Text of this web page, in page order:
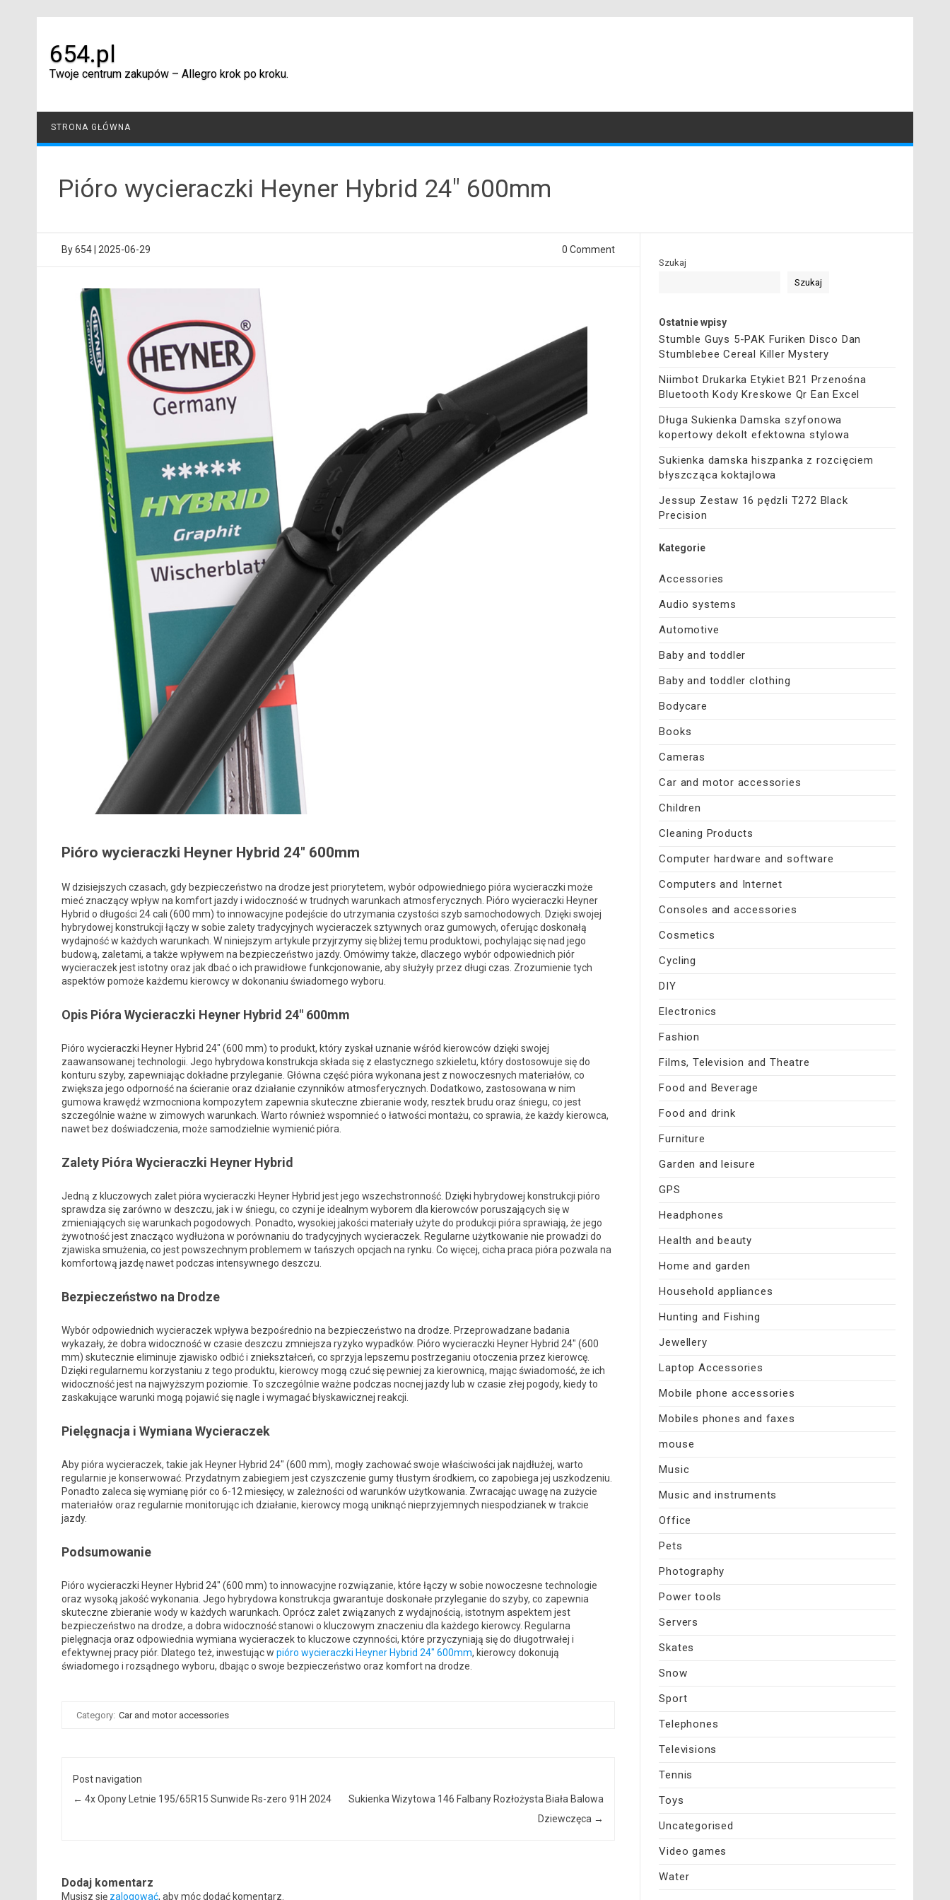
654.pl
Twoje centrum zakupów – Allegro krok po kroku.
STRONA GŁÓWNA
Pióro wycieraczki Heyner Hybrid 24″ 600mm
By654 2025-06-29 0 Comment
Pióro wycieraczki Heyner Hybrid 24″ 600mm
W dzisiejszych czasach, gdy bezpieczeństwo na drodze jest priorytetem, wybór odpowiedniego pióra wycieraczki może
mieć znaczący wpływ na komfort jazdy i widoczność w trudnych warunkach atmosferycznych. Pióro wycieraczki Heyner
Hybrid o długości 24 cali (600 mm) to innowacyjne podejście do utrzymania czystości szyb samochodowych. Dzięki swojej
hybrydowej konstrukcji łączy w sobie zalety tradycyjnych wycieraczek sztywnych oraz gumowych, oferując doskonałą
wydajność w każdych warunkach. W niniejszym artykule przyjrzymy się bliżej temu produktowi, pochylając się nad jego
budową, zaletami, a także wpływem na bezpieczeństwo jazdy. Omówimy także, dlaczego wybór odpowiednich piór
wycieraczek jest istotny oraz jak dbać o ich prawidłowe funkcjonowanie, aby służyły przez długi czas. Zrozumienie tych
aspektów pomoże każdemu kierowcy w dokonaniu świadomego wyboru.
Opis Pióra Wycieraczki Heyner Hybrid 24″ 600mm
Pióro wycieraczki Heyner Hybrid 24″ (600 mm) to produkt, który zyskał uznanie wśród kierowców dzięki swojej
zaawansowanej technologii. Jego hybrydowa konstrukcja składa się z elastycznego szkieletu, który dostosowuje się do
konturu szyby, zapewniając dokładne przyleganie. Główna część pióra wykonana jest z nowoczesnych materiałów, co
zwiększa jego odporność na ścieranie oraz działanie czynników atmosferycznych. Dodatkowo, zastosowana w nim
gumowa krawędź wzmocniona kompozytem zapewnia skuteczne zbieranie wody, resztek brudu oraz śniegu, co jest
szczególnie ważne w zimowych warunkach. Warto również wspomnieć o łatwości montażu, co sprawia, że każdy kierowca,
nawet bez doświadczenia, może samodzielnie wymienić pióra.
Zalety Pióra Wycieraczki Heyner Hybrid
Jedną z kluczowych zalet pióra wycieraczki Heyner Hybrid jest jego wszechstronność. Dzięki hybrydowej konstrukcji pióro
sprawdza się zarówno w deszczu, jak i w śniegu, co czyni je idealnym wyborem dla kierowców poruszających się w
zmieniających się warunkach pogodowych. Ponadto, wysokiej jakości materiały użyte do produkcji pióra sprawiają, że jego
żywotność jest znacząco wydłużona w porównaniu do tradycyjnych wycieraczek. Regularne użytkowanie nie prowadzi do
zjawiska smużenia, co jest powszechnym problemem w tańszych opcjach na rynku. Co więcej, cicha praca pióra pozwala na
komfortową jazdę nawet podczas intensywnego deszczu.
Bezpieczeństwo na Drodze
Wybór odpowiednich wycieraczek wpływa bezpośrednio na bezpieczeństwo na drodze. Przeprowadzane badania
wykazały, że dobra widoczność w czasie deszczu zmniejsza ryzyko wypadków. Pióro wycieraczki Heyner Hybrid 24″ (600
mm) skutecznie eliminuje zjawisko odbić i zniekształceń, co sprzyja lepszemu postrzeganiu otoczenia przez kierowcę.
Dzięki regularnemu korzystaniu z tego produktu, kierowcy mogą czuć się pewniej za kierownicą, mając świadomość, że ich
widoczność jest na najwyższym poziomie. To szczególnie ważne podczas nocnej jazdy lub w czasie złej pogody, kiedy to
zaskakujące warunki mogą pojawić się nagle i wymagać błyskawicznej reakcji.
Pielęgnacja i Wymiana Wycieraczek
Aby pióra wycieraczek, takie jak Heyner Hybrid 24″ (600 mm), mogły zachować swoje właściwości jak najdłużej, warto
regularnie je konserwować. Przydatnym zabiegiem jest czyszczenie gumy tłustym środkiem, co zapobiega jej uszkodzeniu.
Ponadto zaleca się wymianę piór co 6-12 miesięcy, w zależności od warunków użytkowania. Zwracając uwagę na zużycie
materiałów oraz regularnie monitorując ich działanie, kierowcy mogą uniknąć nieprzyjemnych niespodzianek w trakcie
jazdy.
Podsumowanie
Pióro wycieraczki Heyner Hybrid 24″ (600 mm) to innowacyjne rozwiązanie, które łączy w sobie nowoczesne technologie
oraz wysoką jakość wykonania. Jego hybrydowa konstrukcja gwarantuje doskonałe przyleganie do szyby, co zapewnia
skuteczne zbieranie wody w każdych warunkach. Oprócz zalet związanych z wydajnością, istotnym aspektem jest
bezpieczeństwo na drodze, a dobra widoczność stanowi o kluczowym znaczeniu dla każdego kierowcy. Regularna
pielęgnacja oraz odpowiednia wymiana wycieraczek to kluczowe czynności, które przyczyniają się do długotrwałej i
efektywnej pracy piór. Dlatego też, inwestując w pióro wycieraczki Heyner Hybrid 24″ 600mm, kierowcy dokonują
świadomego i rozsądnego wyboru, dbając o swoje bezpieczeństwo oraz komfort na drodze.
Category: Car and motor accessories
Post navigation
← 4x Opony Letnie 195/65R15 Sunwide Rs-zero 91H 2024
Sukienka Wizytowa 146 Falbany Rozłożysta Biała Balowa
Dziewczęca →
Dodaj komentarz
Musisz się zalogować, aby móc dodać komentarz.
Szukaj
Szukaj
Ostatnie wpisy
Stumble Guys 5-PAK Furiken Disco Dan
Stumblebee Cereal Killer Mystery
Niimbot Drukarka Etykiet B21 Przenośna
Bluetooth Kody Kreskowe Qr Ean Excel
Długa Sukienka Damska szyfonowa
kopertowy dekolt efektowna stylowa
Sukienka damska hiszpanka z rozcięciem
błyszcząca koktajlowa
Jessup Zestaw 16 pędzli T272 Black
Precision
Kategorie
Accessories
Audio systems
Automotive
Baby and toddler
Baby and toddler clothing
Bodycare
Books
Cameras
Car and motor accessories
Children
Cleaning Products
Computer hardware and software
Computers and Internet
Consoles and accessories
Cosmetics
Cycling
DIY
Electronics
Fashion
Films, Television and Theatre
Food and Beverage
Food and drink
Furniture
Garden and leisure
GPS
Headphones
Health and beauty
Home and garden
Household appliances
Hunting and Fishing
Jewellery
Laptop Accessories
Mobile phone accessories
Mobiles phones and faxes
mouse
Music
Music and instruments
Office
Pets
Photography
Power tools
Servers
Skates
Snow
Sport
Telephones
Televisions
Tennis
Toys
Uncategorised
Video games
Water